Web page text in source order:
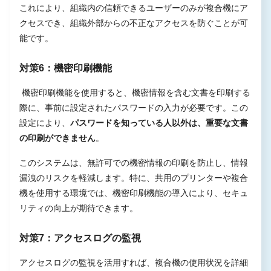
これにより、組織内の信頼できるユーザーのみが複合機にア
クセスでき、組織外部からの不正なアクセスを防ぐことが可
能です。
対策6：機密印刷機能
機密印刷機能を使用すると、機密情報を含む文書を印刷する
際に、事前に設定されたパスワードの入力が必要です。この
設定により、 パスワードを知っている人以外は、重要な文書
の印刷ができません。
このシステムは、無許可での機密情報の印刷を防止し、情報
漏洩のリスクを軽減します。特に、共用のプリンターや複合
機を使用する環境では、機密印刷機能の導入により、セキュ
リティの向上が期待できます。
対策7：アクセスログの監視
アクセスログの監視を活用すれば、複合機の使用状況を詳細